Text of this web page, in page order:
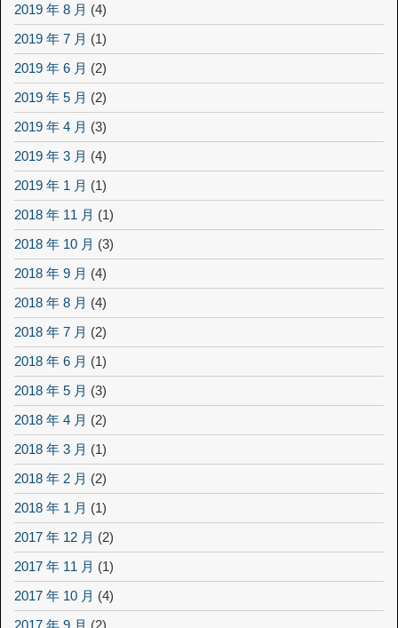
2019 年 8 月 (4)
2019 年 7 月 (1)
2019 年 6 月 (2)
2019 年 5 月 (2)
2019 年 4 月 (3)
2019 年 3 月 (4)
2019 年 1 月 (1)
2018 年 11 月 (1)
2018 年 10 月 (3)
2018 年 9 月 (4)
2018 年 8 月 (4)
2018 年 7 月 (2)
2018 年 6 月 (1)
2018 年 5 月 (3)
2018 年 4 月 (2)
2018 年 3 月 (1)
2018 年 2 月 (2)
2018 年 1 月 (1)
2017 年 12 月 (2)
2017 年 11 月 (1)
2017 年 10 月 (4)
2017 年 9 月 (2)